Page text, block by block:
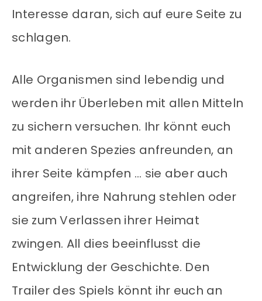
Interesse daran, sich auf eure Seite zu
schlagen.
Alle Organismen sind lebendig und
werden ihr Überleben mit allen Mitteln
zu sichern versuchen. Ihr könnt euch
mit anderen Spezies anfreunden, an
ihrer Seite kämpfen … sie aber auch
angreifen, ihre Nahrung stehlen oder
sie zum Verlassen ihrer Heimat
zwingen. All dies beeinflusst die
Entwicklung der Geschichte. Den
Trailer des Spiels könnt ihr euch an